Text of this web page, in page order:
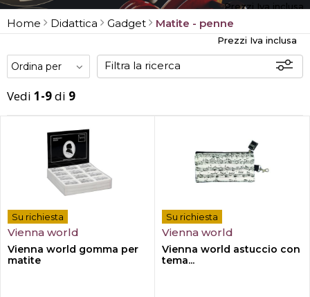
Prezzi Iva inclusa
Home Didattica Gadget Matite - penne
Prezzi Iva inclusa
Filtra la ricerca
Vedi 1-9di 9
Su richiesta
Vienna world
Vienna world gomma per
matite
Su richiesta
Vienna world
Vienna world astuccio con
tema...